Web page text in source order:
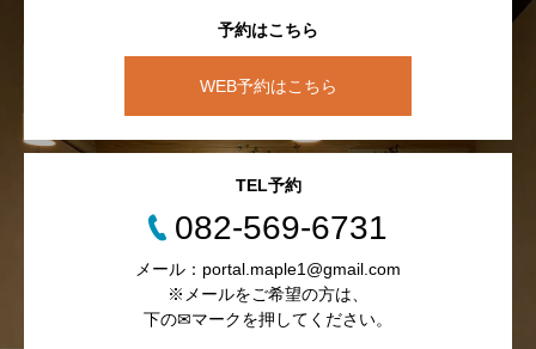
予約はこちら
WEB予約はこちら
TEL予約
082-569-6731
メール：portal.maple1@gmail.com
※メールをご希望の方は、
下の✉マークを押してください。